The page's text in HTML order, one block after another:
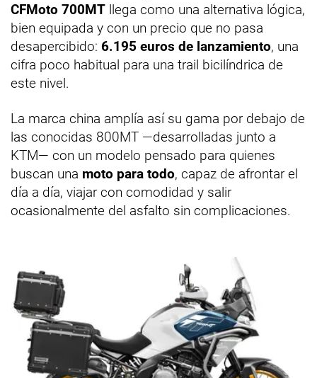
CFMoto 700MT llega como una alternativa lógica,
bien equipada y con un precio que no pasa
desapercibido: 6.195 euros de lanzamiento, una
cifra poco habitual para una trail bicilíndrica de
este nivel.
La marca china amplía así su gama por debajo de
las conocidas 800MT —desarrolladas junto a
KTM— con un modelo pensado para quienes
buscan una moto para todo, capaz de afrontar el
día a día, viajar con comodidad y salir
ocasionalmente del asfalto sin complicaciones.